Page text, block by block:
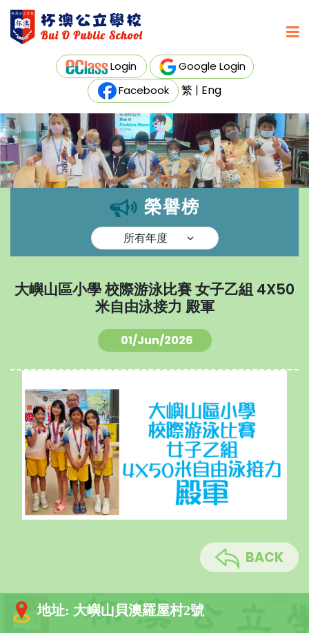
Login
Google Login
Facebook
繁 | Eng
榮譽榜
大嶼山區小學 校際游泳比賽 女子乙組 4X50
米自由泳接力 殿軍
01/Jun/2026
BACK
地址: 大嶼山貝澳羅屋村2號